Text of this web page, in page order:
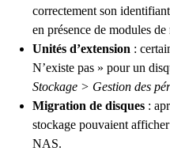
correctement son
en présence de modules
Unités d’extension :
N’existe pas » pour un
Stockage > Gestion des
Migration de disques :
stockage pouvaient
NAS.